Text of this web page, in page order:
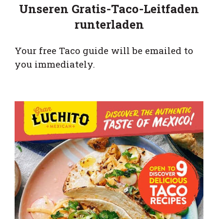
Unseren Gratis-Taco-Leitfaden
runterladen
Your free Taco guide will be emailed to
you immediately.